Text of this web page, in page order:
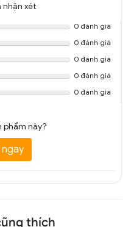
nhận xét
0 đánh giá
0 đánh giá
0 đánh giá
0 đánh giá
0 đánh giá
phẩm này?
thích